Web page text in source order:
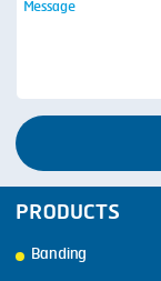
PRODUCTS
Banding